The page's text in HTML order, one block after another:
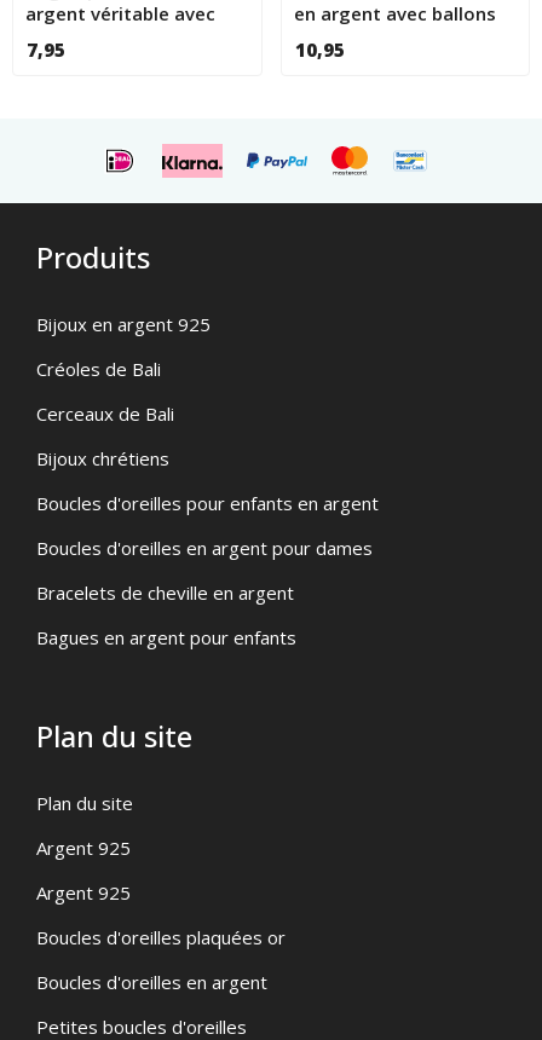
argent véritable avec
noeud
7,95
en argent avec ballons
colorés et cristal rouge
10,95
Produits
Bijoux en argent 925
Créoles de Bali
Cerceaux de Bali
Bijoux chrétiens
Boucles d'oreilles pour enfants en argent
Boucles d'oreilles en argent pour dames
Bracelets de cheville en argent
Bagues en argent pour enfants
Plan du site
Plan du site
Argent 925
Argent 925
Boucles d'oreilles plaquées or
Boucles d'oreilles en argent
Petites boucles d'oreilles